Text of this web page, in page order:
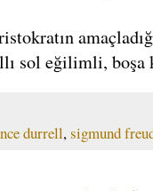
sol eğilimli, boşa
durrell,sigmund